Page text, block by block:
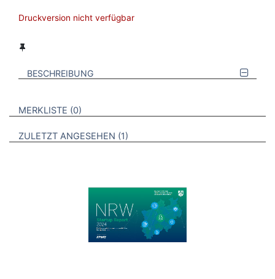
Druckversion nicht verfügbar
BESCHREIBUNG
VERWEISE AUF VERMERKTE- ODER ZULETZT ANGESEHENE
MERKLISTE 0 BROSCHÜREN
ZULETZT ANGESEHEN 1 BROSCHÜREN